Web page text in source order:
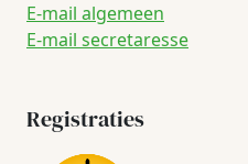
E-mail algemeen
E-mail secretaresse
Registraties